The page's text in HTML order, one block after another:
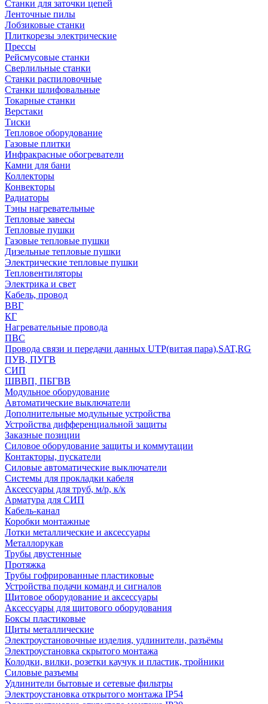
Станки для заточки цепей
Ленточные пилы
Лобзиковые станки
Плиткорезы электрические
Прессы
Рейсмусовые станки
Сверлильные станки
Станки распиловочные
Станки шлифовальные
Токарные станки
Верстаки
Тиски
Тепловое оборудование
Газовые плитки
Инфракрасные обогреватели
Камни для бани
Коллекторы
Конвекторы
Радиаторы
Тэны нагревательные
Тепловые завесы
Тепловые пушки
Газовые тепловые пушки
Дизельные тепловые пушки
Электрические тепловые пушки
Тепловентиляторы
Электрика и свет
Кабель, провод
ВВГ
КГ
Нагревательные провода
ПВС
Провода связи и передачи данных UTP(витая пара),SAT,RG
ПУВ, ПУГВ
СИП
ШВВП, ПБГВВ
Модульное оборудование
Автоматические выключатели
Дополнительные модульные устройства
Устройства дифференциальной защиты
Заказные позиции
Силовое оборудование защиты и коммутации
Контакторы, пускатели
Силовые автоматические выключатели
Системы для прокладки кабеля
Аксессуары для труб, м/р, к/к
Арматура для СИП
Кабель-канал
Коробки монтажные
Лотки металлические и аксессуары
Металлорукав
Трубы двустенные
Протяжка
Трубы гофрированные пластиковые
Устройства подачи команд и сигналов
Щитовое оборудование и аксессуары
Аксессуары для щитового оборудования
Боксы пластиковые
Щиты металлические
Электроустановочные изделия, удлинители, разъёмы
Электроустановка скрытого монтажа
Колодки, вилки, розетки каучук и пластик, тройники
Силовые разъемы
Удлинители бытовые и сетевые фильтры
Электроустановка открытого монтажа IP54